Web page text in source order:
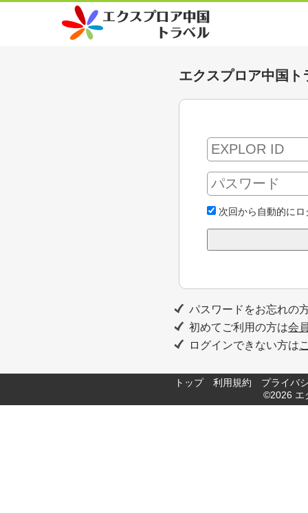
エクスプロア中国ト
次回から自動的に
パスワードをお忘れの
初めてご利用の方は会
ログインできない方は
トップ 利用規約
プライバ
©2026 エ